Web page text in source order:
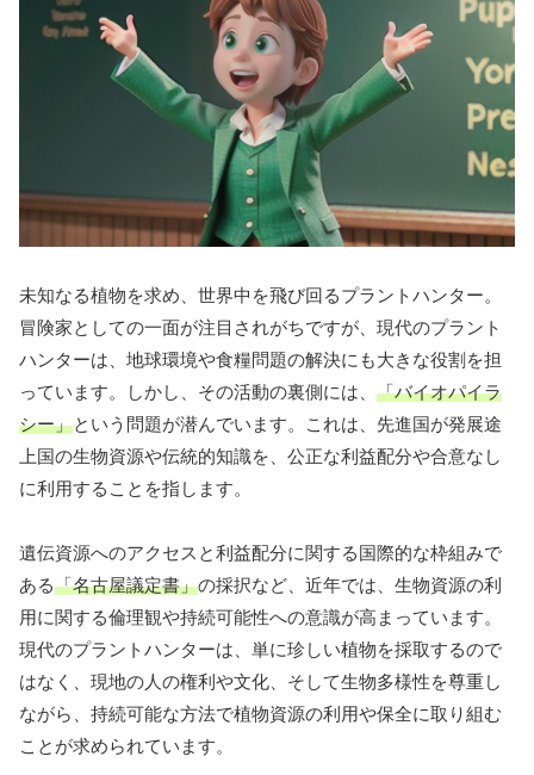
未知なる植物を求め、世界中を飛び回るプラントハンター。
冒険家としての一面が注目されがちですが、現代のプラント
ハンターは、地球環境や食糧問題の解決にも大きな役割を担
っています。しかし、その活動の裏側には、 「バイオパイラ
シー」という問題が潜んでいます。これは、先進国が発展途
上国の生物資源や伝統的知識を、公正な利益配分や合意なし
に利用することを指します。
遺伝資源へのアクセスと利益配分に関する国際的な枠組みで
ある「名古屋議定書」の採択など、近年では、生物資源の利
用に関する倫理観や持続可能性への意識が高まっています。
現代のプラントハンターは、単に珍しい植物を採取するので
はなく、現地の人の権利や文化、そして生物多様性を尊重し
ながら、持続可能な方法で植物資源の利用や保全に取り組む
ことが求められています。